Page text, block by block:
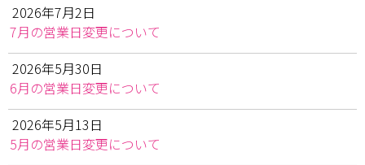
2026年7月2日
7月の営業日変更について
2026年5月30日
6月の営業日変更について
2026年5月13日
5月の営業日変更について